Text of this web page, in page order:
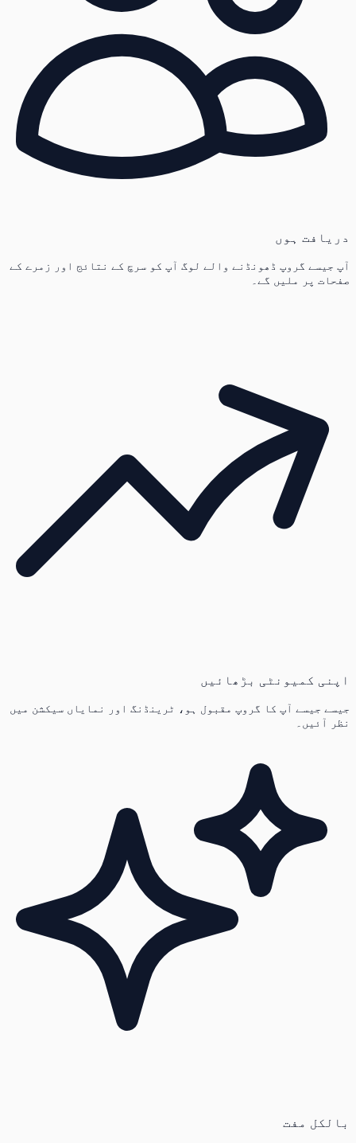
دریافت ہوں
آپ جیسے گروپ ڈھونڈنے والے لوگ آپ کو سرچ کے نتائج اور زمرے کے
صفحات پر ملیں گے۔
اپنی کمیونٹی بڑھائیں
جیسے جیسے آپ کا گروپ مقبول ہو، ٹرینڈنگ اور نمایاں سیکشن میں
نظر آئیں۔
بالکل مفت